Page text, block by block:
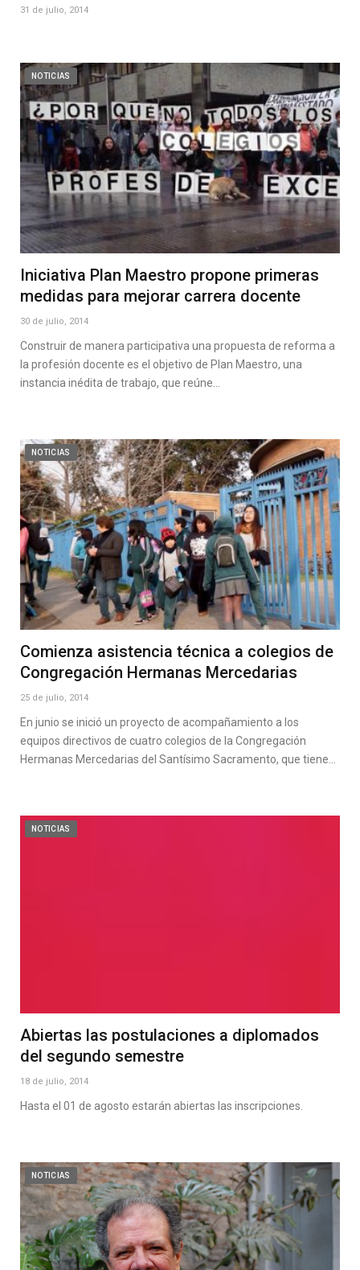
31 de julio, 2014
NOTICIAS
Iniciativa Plan Maestro propone primeras
medidas para mejorar carrera docente
30 de julio, 2014
Construir de manera participativa una propuesta de reforma a
la profesión docente es el objetivo de Plan Maestro, una
instancia inédita de trabajo, que reúne…
NOTICIAS
Comienza asistencia técnica a colegios de
Congregación Hermanas Mercedarias
25 de julio, 2014
En junio se inició un proyecto de acompañamiento a los
equipos directivos de cuatro colegios de la Congregación
Hermanas Mercedarias del Santísimo Sacramento, que tiene…
NOTICIAS
Abiertas las postulaciones a diplomados
del segundo semestre
18 de julio, 2014
Hasta el 01 de agosto estarán abiertas las inscripciones.
NOTICIAS